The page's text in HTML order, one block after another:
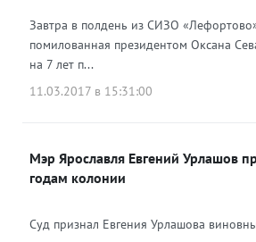
Завтра в полдень из СИЗО
помилованная президентом Оксана
на 7 лет п...
11.03.2017 в 15:31:00
Мэр Ярославля Евгений Урлашов
годам колонии
Суд признал Евгения Урлашова